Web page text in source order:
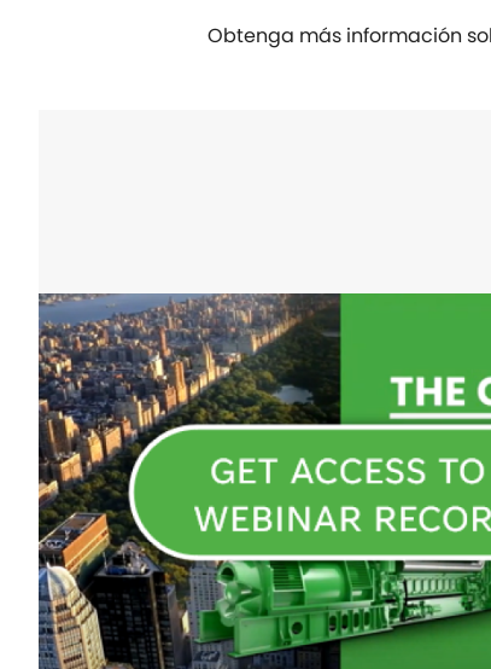
Obtenga más información